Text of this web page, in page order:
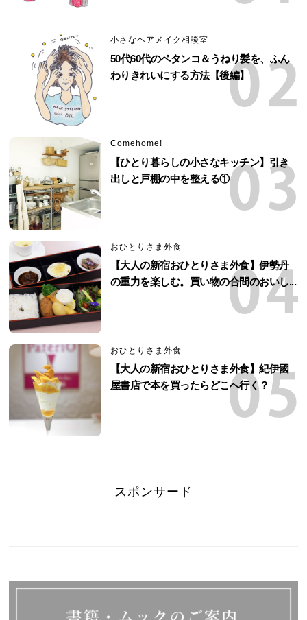
小さなヘアメイク相談室
50代60代のペタンコ＆うねり髪を、ふん
わりきれいにする方法【後編】
Comehome!
【ひとり暮らしの小さなキッチン】引き
出しと戸棚の中を整える①
おひとりさま外食
【大人の新宿おひとりさま外食】伊勢丹
の重力を楽しむ。買い物の合間のおいし...
おひとりさま外食
【大人の新宿おひとりさま外食】紀伊國
屋書店で本を買ったらどこへ行く？
スポンサード